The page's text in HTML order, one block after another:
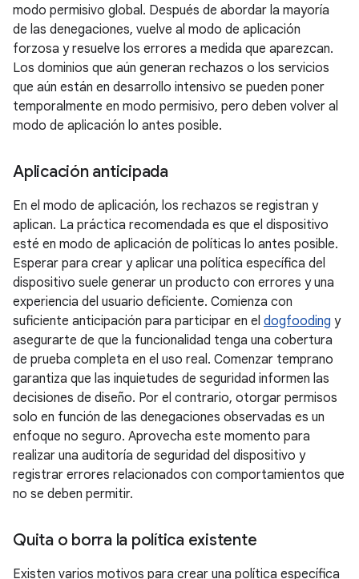
modo permisivo global. Después de abordar la mayoría
de las denegaciones, vuelve al modo de aplicación
forzosa y resuelve los errores a medida que aparezcan.
Los dominios que aún generan rechazos o los servicios
que aún están en desarrollo intensivo se pueden poner
temporalmente en modo permisivo, pero deben volver al
modo de aplicación lo antes posible.
Aplicación anticipada
En el modo de aplicación, los rechazos se registran y
aplican. La práctica recomendada es que el dispositivo
esté en modo de aplicación de políticas lo antes posible.
Esperar para crear y aplicar una política específica del
dispositivo suele generar un producto con errores y una
experiencia del usuario deficiente. Comienza con
suficiente anticipación para participar en el dogfooding y
asegurarte de que la funcionalidad tenga una cobertura
de prueba completa en el uso real. Comenzar temprano
garantiza que las inquietudes de seguridad informen las
decisiones de diseño. Por el contrario, otorgar permisos
solo en función de las denegaciones observadas es un
enfoque no seguro. Aprovecha este momento para
realizar una auditoría de seguridad del dispositivo y
registrar errores relacionados con comportamientos que
no se deben permitir.
Quita o borra la política existente
Existen varios motivos para crear una política específica